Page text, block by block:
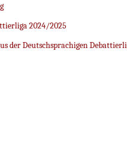
2024/2025
der Deutschsprachigen